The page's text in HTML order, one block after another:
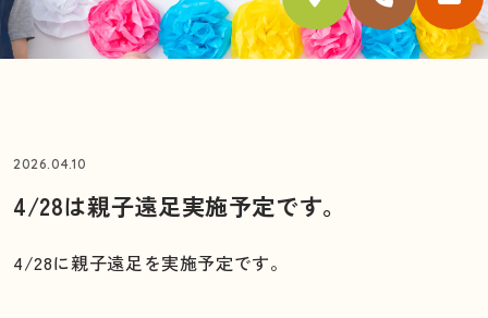
2026.04.10
4/28は親子遠足実施予定です。
4/28に親子遠足を実施予定です。